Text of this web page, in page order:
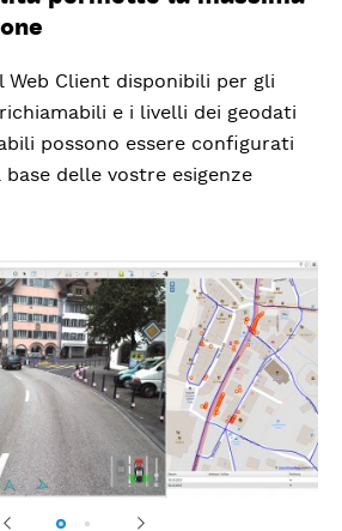
Web Client disponibili per gli
e i livelli dei geodati
possono essere configurati
delle vostre esigenze